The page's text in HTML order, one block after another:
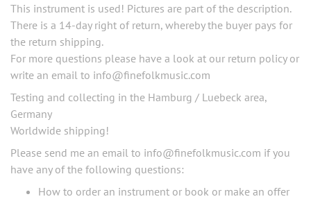
This instrument is used! Pictures are part of the description.
There is a 14-day right of return, whereby the buyer pays for
the return shipping.
For more questions please have a look at our return policy or
write an email to info@finefolkmusic.com
Testing and collecting in the Hamburg / Luebeck area,
Germany
Worldwide shipping!
Please send me an email to info@finefolkmusic.com if you
have any of the following questions:
How to order an instrument or book or make an offer